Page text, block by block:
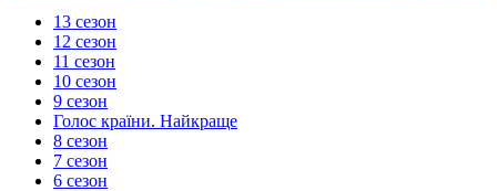
13 сезон
12 сезон
11 сезон
10 сезон
9 сезон
Голос країни. Найкраще
8 сезон
7 сезон
6 сезон